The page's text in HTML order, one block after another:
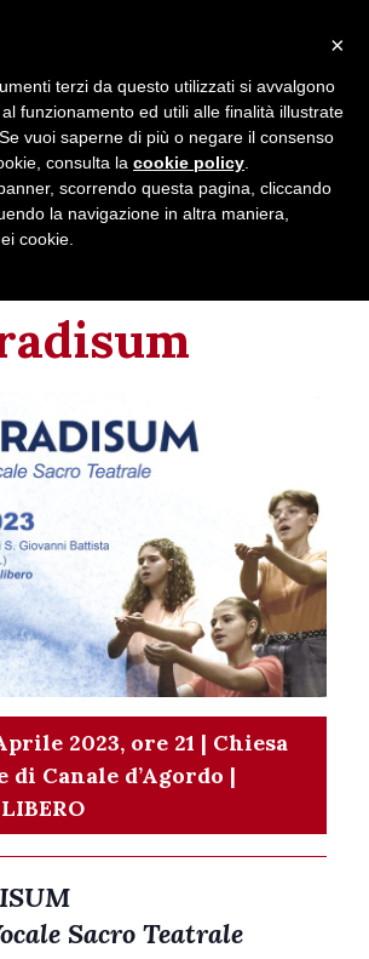
2023, ore 21 | Chiesa
Canale d’Agordo |
Sacro Teatrale
×
terzi da questo utilizzati si avvalgono
funzionamento ed utili alle finalità illustrate
vuoi saperne di più o negare il consenso
consulta la cookie policy
scorrendo questa pagina, cliccando
la navigazione in altra maniera,
cookie.